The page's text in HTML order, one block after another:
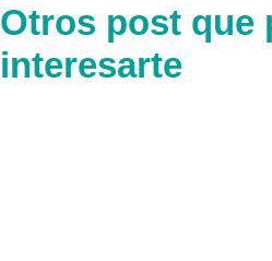
Otros post que
interesarte